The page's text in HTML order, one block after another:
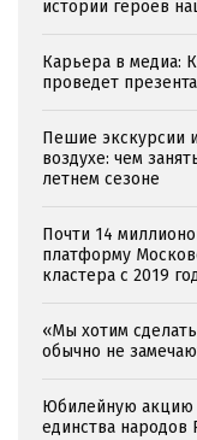
истории героев
Карьера в медиа:
проведет
Пешие экскурсии
воздухе: чем
летнем сезоне
Почти 14
платформу
кластера с 2019
«Мы хотим
обычно не
Юбилейную акцию
единства народов